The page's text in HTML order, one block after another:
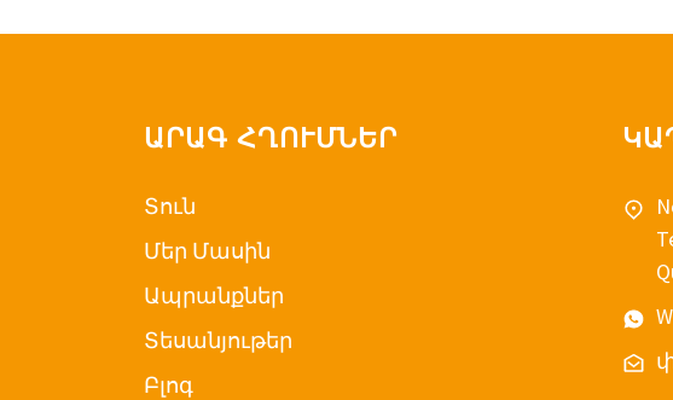
ԱՐԱԳ ՀՂՈՒՄՆԵՐ
Տուն
Մեր Մասին
Ապրանքներ
Տեսանյութեր
Բլոգ